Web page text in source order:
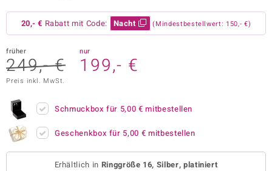
Paraíso
Collection
BY DE MELO
20,- € Rabatt mit Code: Nacht (Mindestbestellwert: 150,- €)
früher
249,- €
nur
199,- €
Preis inkl. MwSt.
Schmuckbox für 5,00 € mitbestellen
Geschenkbox für 5,00 € mitbestellen
Erhältlich in Ringgröße 16, Silber, platiniert